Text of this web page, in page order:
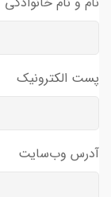
پست الکترونیک
آدرس وب‌سایت